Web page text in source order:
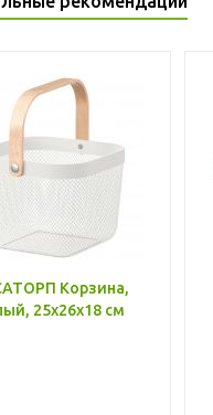
Корзина,
25x26x18 см